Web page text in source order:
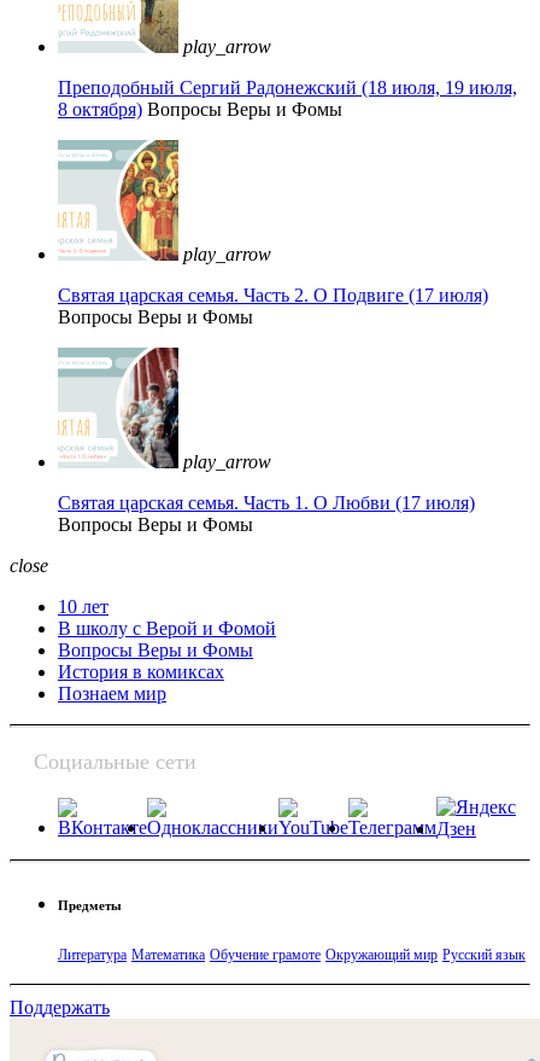
play_arrow
Преподобный Сергий Радонежский (18 июля, 19 июля,
8 октября) Вопросы Веры и Фомы
play_arrow
Святая царская семья. Часть 2. О Подвиге (17 июля)
Вопросы Веры и Фомы
play_arrow
Святая царская семья. Часть 1. О Любви (17 июля)
Вопросы Веры и Фомы
close
10 лет
В школу с Верой и Фомой
Вопросы Веры и Фомы
История в комиксах
Познаем мир
Социальные сети
Предметы
Литература Математика Обучение грамоте Окружающий мир Русский язык
Поддержать